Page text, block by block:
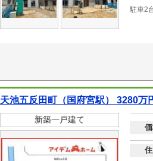
駐車2
天池五反田町（国府宮駅） 3280万
新築一戸建て